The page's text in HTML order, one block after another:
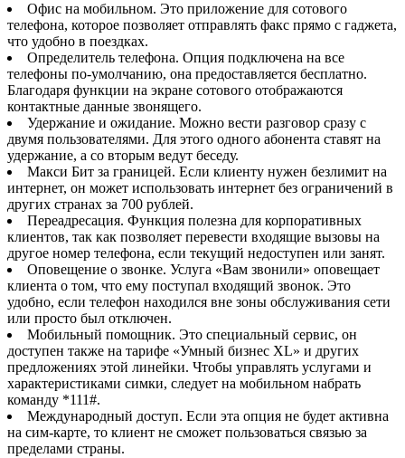
Офис на мобильном. Это приложение для сотового
телефона, которое позволяет отправлять факс прямо с гаджета,
что удобно в поездках.
Определитель телефона. Опция подключена на все
телефоны по-умолчанию, она предоставляется бесплатно.
Благодаря функции на экране сотового отображаются
контактные данные звонящего.
Удержание и ожидание. Можно вести разговор сразу с
двумя пользователями. Для этого одного абонента ставят на
удержание, а со вторым ведут беседу.
Макси Бит за границей. Если клиенту нужен безлимит на
интернет, он может использовать интернет без ограничений в
других странах за 700 рублей.
Переадресация. Функция полезна для корпоративных
клиентов, так как позволяет перевести входящие вызовы на
другое номер телефона, если текущий недоступен или занят.
Оповещение о звонке. Услуга «Вам звонили» оповещает
клиента о том, что ему поступал входящий звонок. Это
удобно, если телефон находился вне зоны обслуживания сети
или просто был отключен.
Мобильный помощник. Это специальный сервис, он
доступен также на тарифе «Умный бизнес XL» и других
предложениях этой линейки. Чтобы управлять услугами и
характеристиками симки, следует на мобильном набрать
команду *111#.
Международный доступ. Если эта опция не будет активна
на сим-карте, то клиент не сможет пользоваться связью за
пределами страны.